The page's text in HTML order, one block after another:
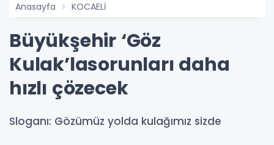
Anasayfa KOCAELİ
Büyükşehir ‘Göz
Kulak’lasorunları daha
hızlı çözecek
Sloganı: Gözümüz yolda kulağımız sizde